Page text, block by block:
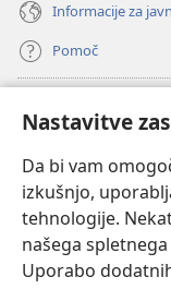
Nastavitve
Da bi vam
izkušnjo,
tehnologije.
našega
Uporabo
Informacije za
Pomoč
(odpre
novo
okno) Watchtowerjeva
(odpre
novo
okno) JW Hub
(odpre
novo
okno)JW Library